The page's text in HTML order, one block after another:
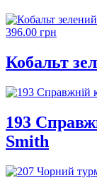
396.00 грн
Кобальт
193
Smith